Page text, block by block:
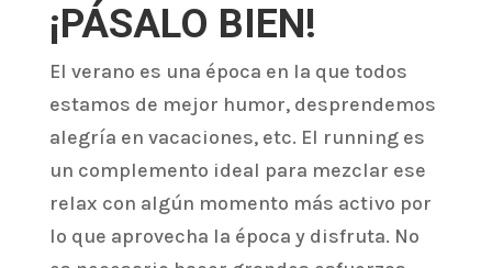
¡PÁSALO BIEN!
El verano es una época en la que todos
estamos de mejor humor, desprendemos
alegría en vacaciones, etc. El running es
un complemento ideal para mezclar ese
relax con algún momento más activo por
lo que aprovecha la época y disfruta. No